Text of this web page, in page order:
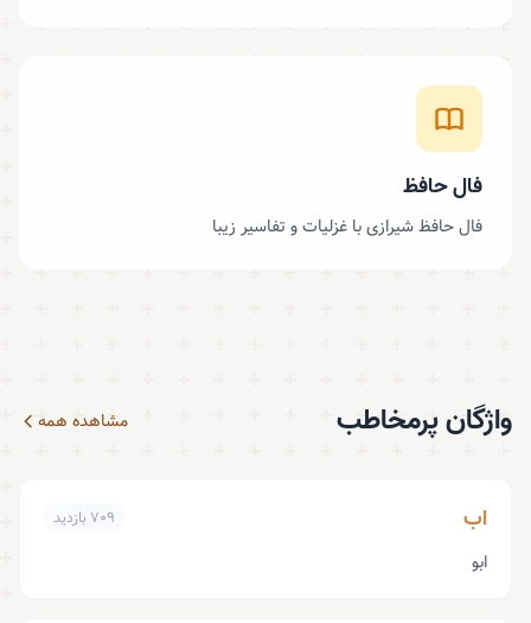
فال حافظ
فال حافظ شیرازی با غزلیات و تفاسیر زیبا
واژگان پرمخاطب مشاهده همه
اب ۷۰۹ بازدید
ابو